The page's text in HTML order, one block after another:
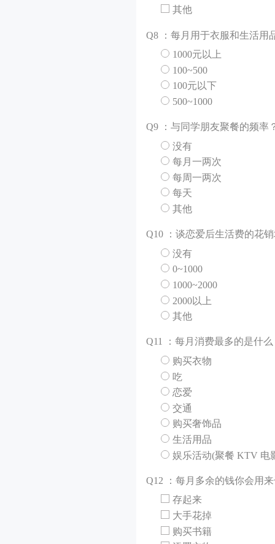
其他
Q8 ：每月用于衣服和生活用
1000元以上
100~500
100元以下
500~1000
Q9 ：与同学朋友聚餐的频率
没有
每月一两次
每周一两次
每天
其他
Q10 ：谈恋爱后生活费的花
没有
0~1000
1000~2000
2000以上
其他
Q11 ：每月消费最多的是什么
购买衣物
吃
恋爱
交通
购买奢饰品
生活用品
娱乐活动(聚餐 KTV 电
Q12 ：每月多余的钱你会用来
存起来
大手花掉
购买书籍